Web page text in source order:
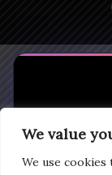
We value
We use